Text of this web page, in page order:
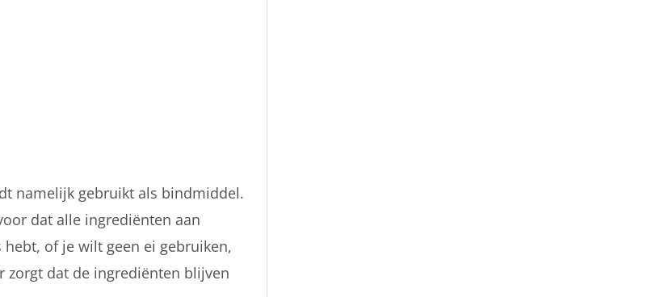
namelijk gebruikt als bindmiddel.
dat alle ingrediënten aan
of je wilt geen ei gebruiken,
zorgt dat de ingrediënten blijven